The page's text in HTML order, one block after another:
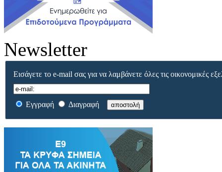
Newsletter
Εισάγετε το e-mail σας για να λαμβάνετε όλες τις οικονομικές
Εγγραφή Διαγραφή αποστολή